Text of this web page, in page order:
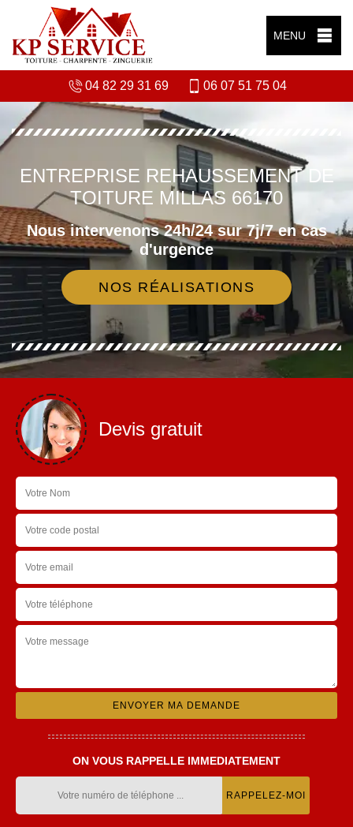
MENU
04 82 29 31 69 06 07 51 75 04
ENTREPRISE REHAUSSEMENT DE
TOITURE MILLAS 66170
Nous intervenons 24h/24 sur 7j/7 en cas
d'urgence
NOS RÉALISATIONS
Devis gratuit
ON VOUS RAPPELLE IMMEDIATEMENT